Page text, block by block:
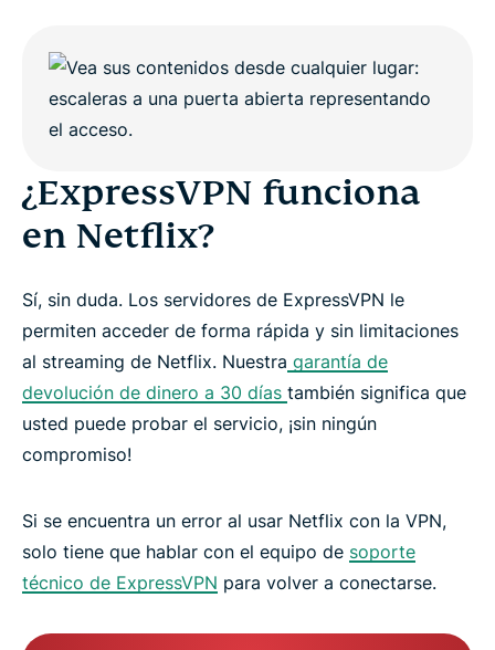
¿ExpressVPN funciona
en Netflix?
Sí, sin duda. Los servidores de ExpressVPN le
permiten acceder de forma rápida y sin limitaciones
al streaming de Netflix. Nuestra garantía de
devolución de dinero a 30 días también significa que
usted puede probar el servicio, ¡sin ningún
compromiso!
Si se encuentra un error al usar Netflix con la VPN,
solo tiene que hablar con el equipo de soporte
técnico de ExpressVPN para volver a conectarse.